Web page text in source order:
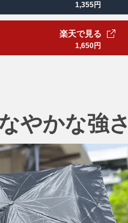
1,355円
1,650円
楽天で見る
やかな強さ